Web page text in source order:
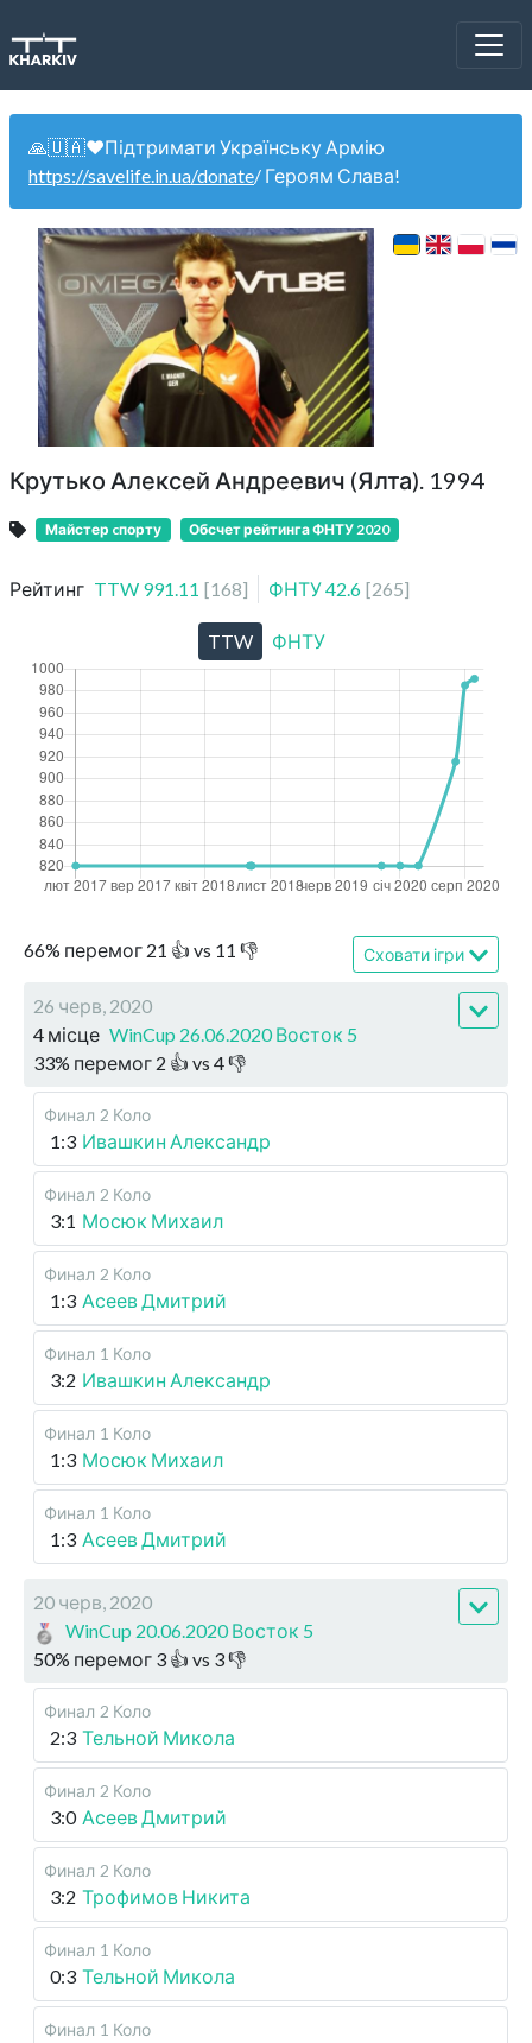
🙏🇺🇦❤️Підтримати Українську Армію
https://savelife.in.ua/donate/ Героям Слава!
Крутько Алексей Андреевич (Ялта). 1994
Майстер cпорту Обсчет рейтинга ФНТУ 2020
Рейтинг TTW 991.11 [168] ФНТУ42.6 [265]
66% перемог 21 👍 vs 11 👎 Сховати ігри
26 черв, 2020
4 місце WinCup 26.06.2020 Восток 5
33% перемог 2 👍 vs 4👎
Финал 2 Коло
1:3 Ивашкин Александр
Финал 2 Коло
3:1 Мосюк Михаил
Финал 2 Коло
1:3 Асеев Дмитрий
Финал 1 Коло
3:2 Ивашкин Александр
Финал 1 Коло
1:3 Мосюк Михаил
Финал 1 Коло
1:3 Асеев Дмитрий
20 черв, 2020
WinCup 20.06.2020 Восток 5
50% перемог 3 👍 vs 3👎
Финал 2 Коло
2:3 Тельной Микола
Финал 2 Коло
3:0 Асеев Дмитрий
Финал 2 Коло
3:2 Трофимов Никита
Финал 1 Коло
0:3 Тельной Микола
Финал 1 Коло
TTW ФНТУ